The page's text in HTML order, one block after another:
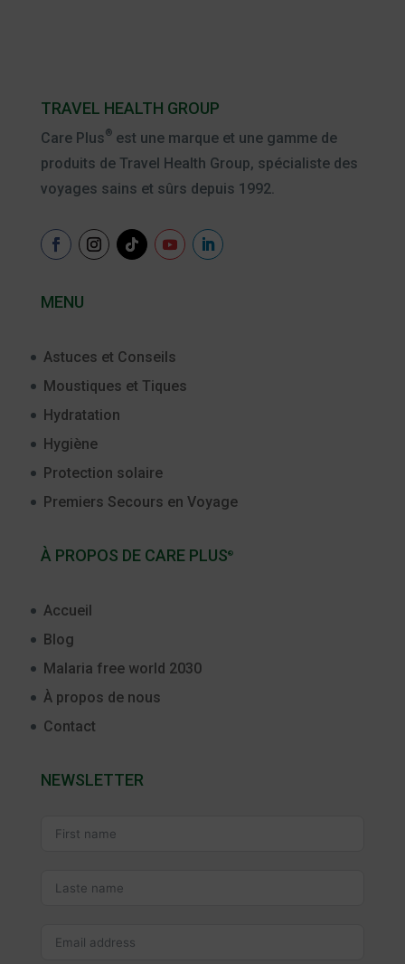
TRAVEL HEALTH GROUP
Care Plus®est une marque et une gamme de
produits de Travel Health Group, spécialiste des
voyages sains et sûrs depuis 1992.
MENU
Astuces et Conseils
Moustiques et Tiques
Hydratation
Hygiène
Protection solaire
Premiers Secours en Voyage
À PROPOS DE CARE PLUS®
Accueil
Blog
Malaria free world 2030
À propos de nous
Contact
NEWSLETTER